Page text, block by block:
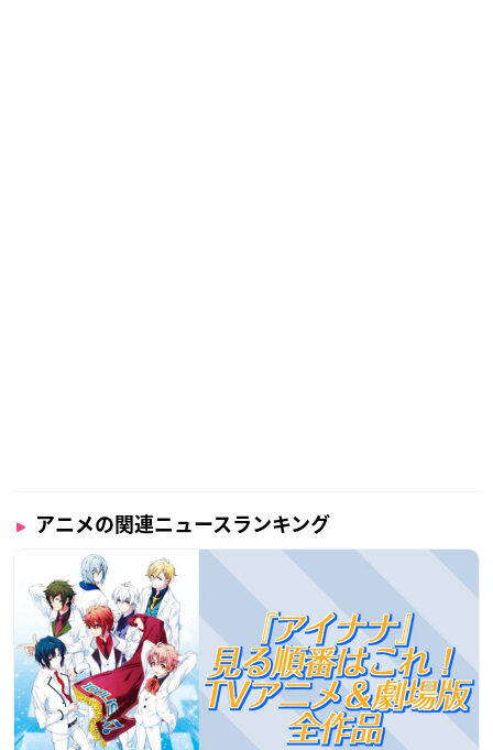
アニメの関連ニュースランキング